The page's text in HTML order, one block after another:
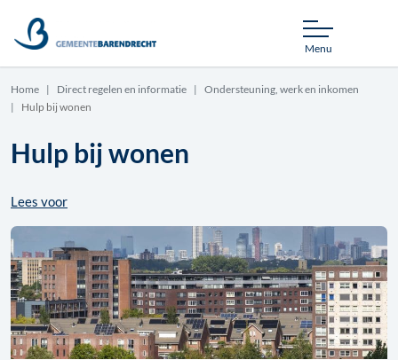
Menu
Home Direct regelen en informatie
Ondersteuning, werk en inkomen
Hulp bij wonen
Hulp bij wonen
Lees voor